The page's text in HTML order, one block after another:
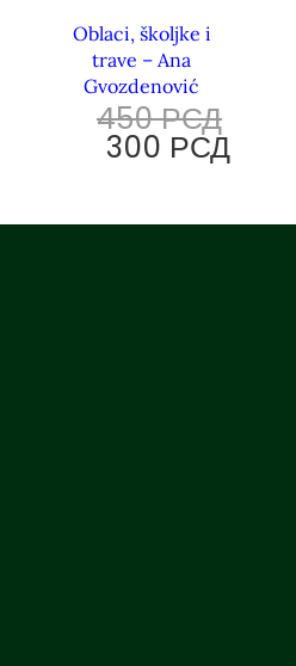
Oblaci, školjke i
trave – Ana
Gvozdenović
450РСД
300 РСД